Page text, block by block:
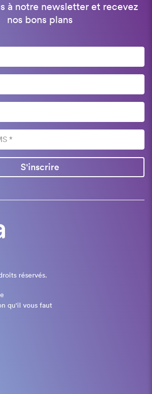
à notre newsletter et recevez
nos bons plans
S'inscrire
réservés.
qu'il vous faut